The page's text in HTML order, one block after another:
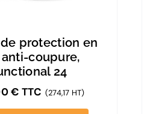
protection en
coupure,
24
€ TTC (274,17 HT)